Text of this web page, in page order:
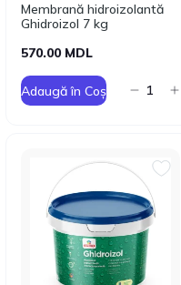
Membrană hidroizolantă
Ghidroizol 7 kg
570.00 MDL
Adaugă în Coș